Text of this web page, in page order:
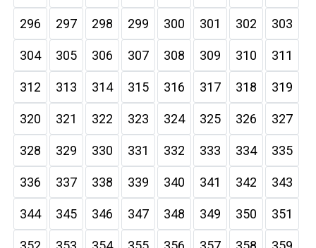
296 297 298 299 300 301 302 303
304 305 306 307 308 309 310 311
312 313 314 315 316 317 318 319
320 321 322 323 324 325 326 327
328 329 330 331 332 333 334 335
336 337 338 339 340 341 342 343
344 345 346 347 348 349 350 351